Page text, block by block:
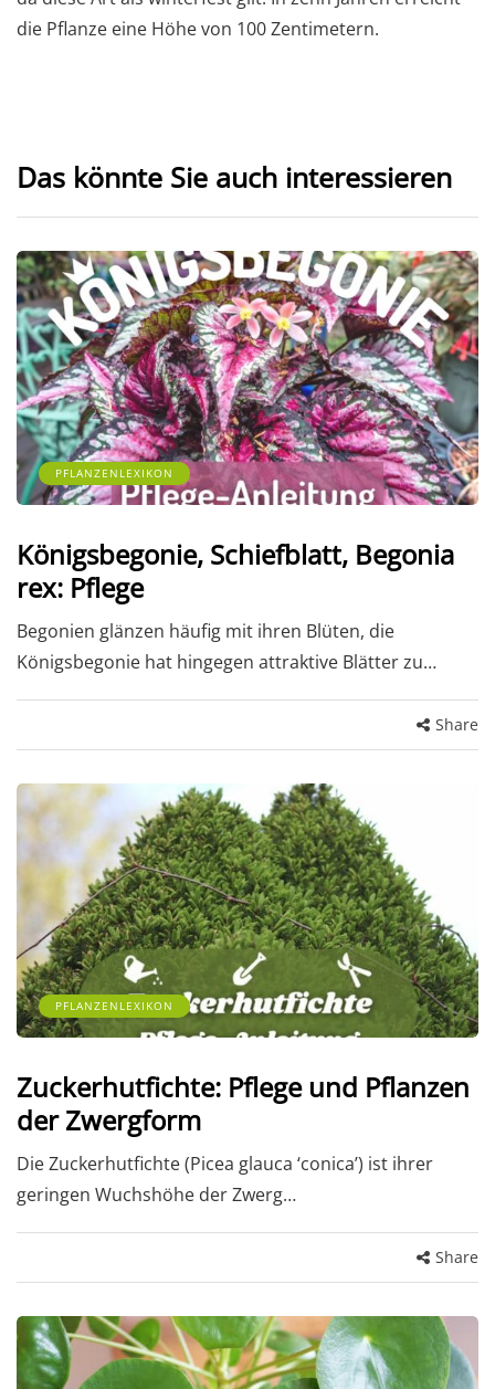
die Pflanze eine Höhe von 100 Zentimetern.
Das könnte Sie auch interessieren
PFLANZENLEXIKON
Königsbegonie, Schiefblatt, Begonia
rex: Pflege
Begonien glänzen häufig mit ihren Blüten, die
Königsbegonie hat hingegen attraktive Blätter zu…
Share
PFLANZENLEXIKON
Zuckerhutfichte: Pflege und Pflanzen
der Zwergform
Die Zuckerhutfichte (Picea glauca ‘conica’) ist ihrer
geringen Wuchshöhe der Zwerg…
Share